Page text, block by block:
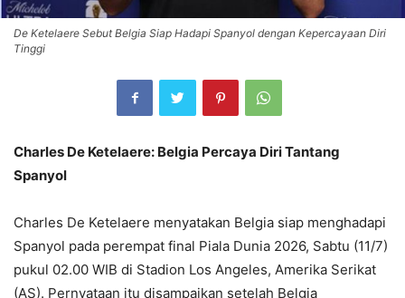
De Ketelaere Sebut Belgia Siap Hadapi Spanyol dengan Kepercayaan Diri
Tinggi
Charles De Ketelaere: Belgia Percaya Diri Tantang
Spanyol
Charles De Ketelaere menyatakan Belgia siap menghadapi
Spanyol pada perempat final Piala Dunia 2026, Sabtu (11/7)
pukul 02.00 WIB di Stadion Los Angeles, Amerika Serikat
(AS). Pernyataan itu disampaikan setelah Belgia